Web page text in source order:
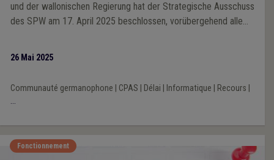
und der wallonischen Regierung hat der Strategische Ausschuss
des SPW am 17. April 2025 beschlossen, vorübergehend alle
auch die in den wallonischen Normen festgelegten Fristen, die
die die IT-Umgebung des SPW nutzen, oder die Nutzer dieser
Dienste gelten, von diesem Vorfall betroffen. Daher sieht der
Erlass vom 15. Mai 2025 (M.B., 22.5.2025) vor, dass die in den
26 Mai 2025
Communauté germanophone CPAS Délai Informatique Recours
...
Fonctionnement